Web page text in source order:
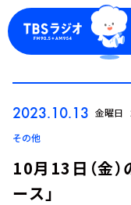
2023.10.13 金曜日
その他
10月13日（金
ース」